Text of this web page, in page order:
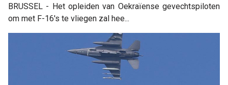
BRUSSEL - Het opleiden van Oekraïense gevechtspiloten
om met F-16's te vliegen zal hee...